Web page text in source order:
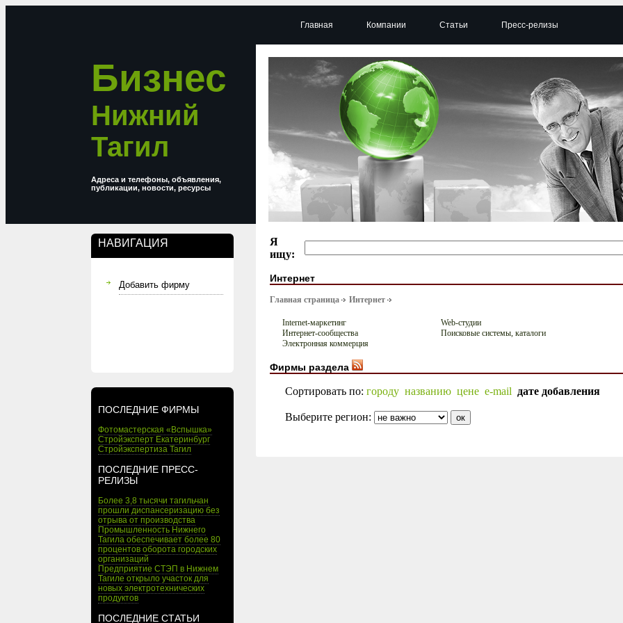
Бизнес
Нижний
Тагил
Адреса и телефоны, объявления,
публикации, новости, ресурсы
НАВИГАЦИЯ
Добавить фирму
ПОСЛЕДНИЕ ФИРМЫ
Фотомастерская «Вспышка»
Стройэксперт Екатеринбург
Стройэкспертиза Тагил
ПОСЛЕДНИЕ ПРЕСС-
РЕЛИЗЫ
Более 3,8 тысячи тагильчан
прошли диспансеризацию без
отрыва от производства
Промышленность Нижнего
Тагила обеспечивает более 80
процентов оборота городских
организаций
Предприятие СТЭП в Нижнем
Тагиле открыло участок для
новых электротехнических
продуктов
ПОСЛЕДНИЕ СТАТЬИ
Главная Компании Статьи Пресс-релизы
Я
ищу:
Интернет
Главная страница Интернет
Internet-маркетинг Web-студии
Интернет-сообщества
Поисковые системы, каталоги
Электронная коммерция
Фирмы раздела
Сортировать по: городу названию цене e-mail дате добавления
Выберите регион: